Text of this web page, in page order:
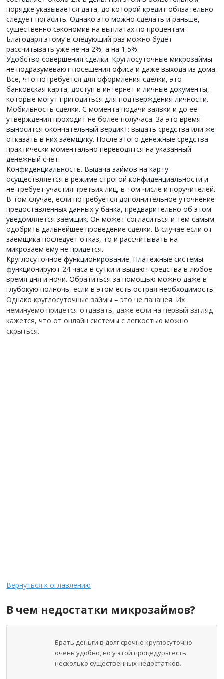
порядке указывается дата, до которой кредит обязательно
следует погасить. Однако это можно сделать и раньше,
существенно сэкономив на выплатах по процентам.
Благодаря этому в следующий раз можно будет
рассчитывать уже не на 2%, а на 1,5%.
Удобство совершения сделки. Круглосуточные микрозаймы
не подразумевают посещения офиса и даже выхода из дома.
Все, что потребуется для оформления сделки, это
банковская карта, доступ в интернет и личные документы,
которые могут пригодиться для подтверждения личности.
Мобильность сделки. С момента подачи заявки и до ее
утверждения проходит не более получаса. За это время
выносится окончательный вердикт: выдать средства или же
отказать в них заемщику. После этого денежные средства
практически моментально переводятся на указанный
денежный счет.
Конфиденциальность. Выдача займов на карту
осуществляется в режиме строгой конфиденциальности и
не требует участия третьих лиц, в том числе и поручителей.
В том случае, если потребуется дополнительное уточнение
предоставленных данных у банка, предварительно об этом
уведомляется заемщик. Он может согласиться и тем самым
одобрить дальнейшее проведение сделки. В случае если от
заемщика последует отказ, то и рассчитывать на
микрозаем ему не придется.
Круглосуточное функционирование. Платежные системы
функционируют 24 часа в сутки и выдают средства в любое
время дня и ночи. Обратиться за помощью можно даже в
глубокую полночь, если в этом есть острая необходимость.
Однако круглосуточные займы – это не панацея. Их
неминуемо придется отдавать, даже если на первый взгляд
кажется, что от онлайн системы с легкостью можно
скрыться.
Вернуться к оглавлению
В чем недостатки микрозаймов?
Брать деньги в долг срочно круглосуточно
очень удобно, но у этой процедуры есть
несколько существенных недостатков.